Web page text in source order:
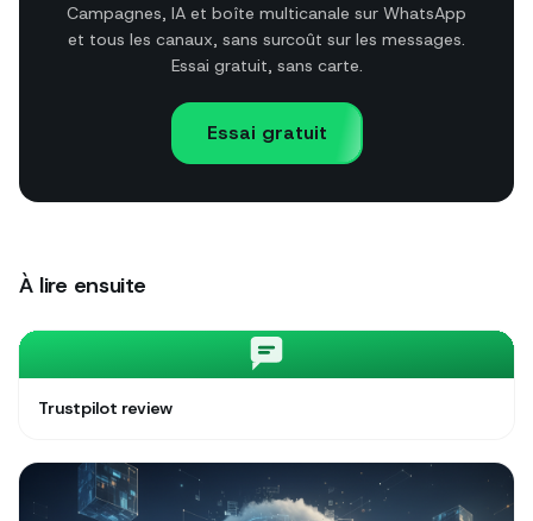
Campagnes, IA et boîte multicanale sur WhatsApp
et tous les canaux, sans surcoût sur les messages.
Essai gratuit, sans carte.
Essai gratuit
À lire ensuite
Trustpilot review